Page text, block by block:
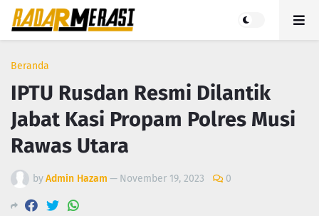
Beranda
IPTU Rusdan Resmi Dilantik
Jabat Kasi Propam Polres Musi
Rawas Utara
byAdmin Hazam — November 19, 2023 0